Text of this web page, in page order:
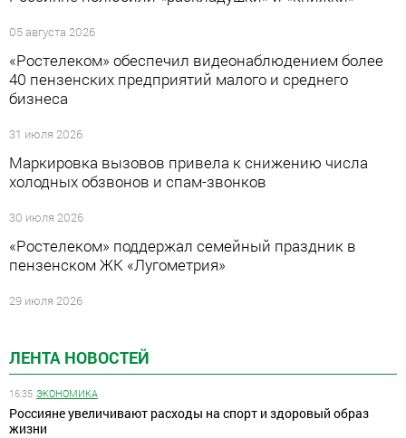
ЛЕНТА НОВОСТЕЙ
16:35 ЭКОНОМИКА
Россияне увеличивают расходы на спорт и здоровый образ
жизни
05 августа 2026
«Ростелеком» обеспечил видеонаблюдением более
40 пензенских предприятий малого и среднего
бизнеса
31 июля 2026
Маркировка вызовов привела к снижению числа
холодных обзвонов и спам-звонков
30 июля 2026
«Ростелеком» поддержал семейный праздник в
пензенском ЖК «Лугометрия»
29 июля 2026